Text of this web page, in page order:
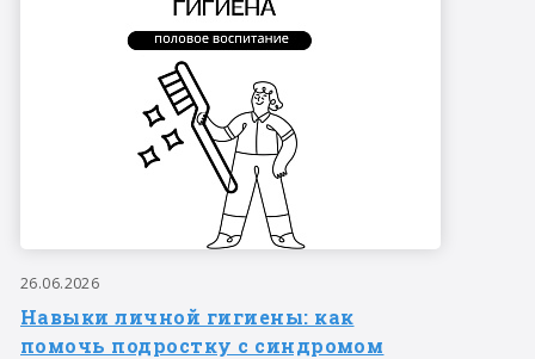
26.06.2026
Навыки личной гигиены: как
помочь подростку с синдромом